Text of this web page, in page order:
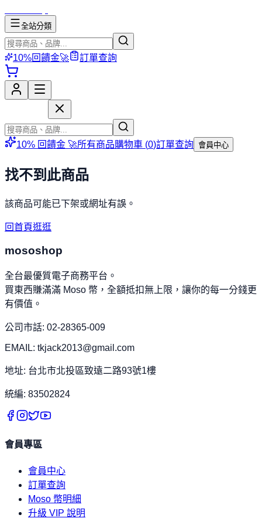
全站分類
10%回饋金🚀 訂單查詢
10% 回饋金 🚀所有商品購物車 (0)訂單查詢 會員中心
找不到此商品
該商品可能已下架或網址有誤。
回首頁逛逛
mososhop
全台最優質電子商務平台。
買東西賺滿滿 Moso 幣，全額抵扣無上限，讓你的每一分錢更
有價值。
公司市話: 02-28365-009
EMAIL: tkjack2013@gmail.com
地址: 台北市北投區致遠二路93號1樓
統編: 83502824
會員專區
會員中心
訂單查詢
Moso 幣明細
升級 VIP 說明